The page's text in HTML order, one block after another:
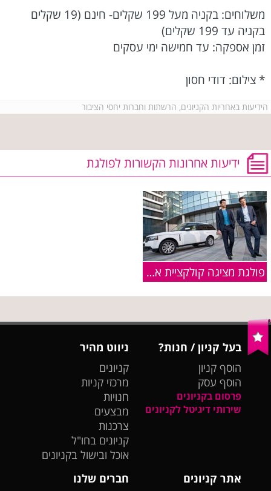
משלוחים: בקניה מעל 199 שקלים- חינם (19 שקלים
בקניה עד 199 שקלים)‏
זמן אספקה: עד חמישה ימי עסקים
* צילום: דודי חסון
הידיעות באחריות הקניונים, הרשתות וחברות יחסי הציבור
ידיעות אחרונות הקשורות לפולגת
פולגת מציגה קולקציית אביב- קיץ 2013
בעל קניון / חנות?
הוסף קניון
הוסף עסק
פרסום בקניונים
שירותי דיגיטל לקניונים
ניווט מהיר
קניונים
מרכזי קניות
חנויות
מבצעים
צרכנות
קניונים בחו"ל
אוכל ובישול בקניונים
אתר קניונים
חברים שלנו